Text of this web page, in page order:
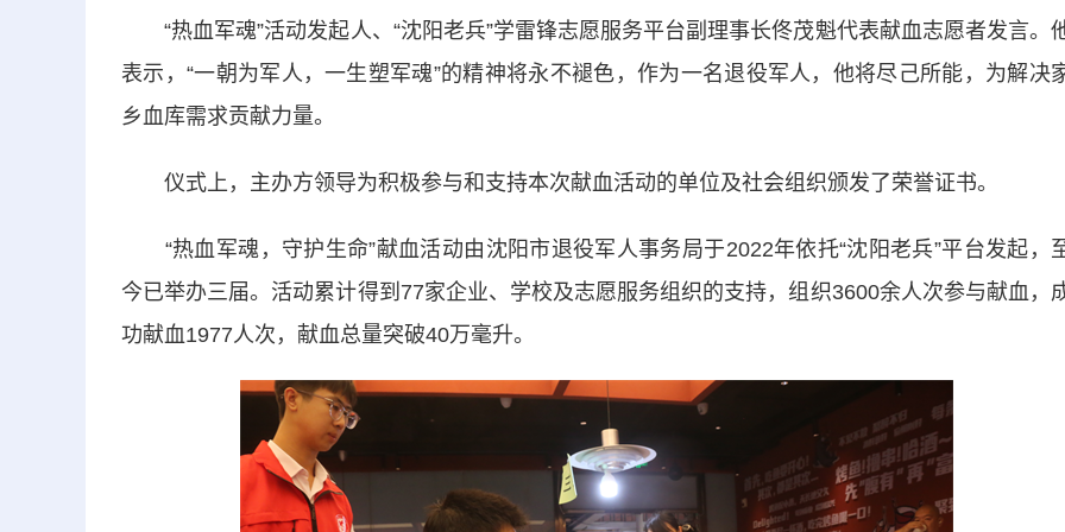
“热血军魂”活动发起人、“沈阳老兵”学雷锋志愿服务平台副理事长佟茂魁代表献血志愿者发言。
表示，“一朝为军人，一生塑军魂”的精神将永不褪色，作为一名退役军人，他将尽己所能，为解决
乡血库需求贡献力量。
仪式上，主办方领导为积极参与和支持本次献血活动的单位及社会组织颁发了荣誉证书。
“热血军魂，守护生命”献血活动由沈阳市退役军人事务局于2022年依托“沈阳老兵”平台发起，
今已举办三届。活动累计得到77家企业、学校及志愿服务组织的支持，组织3600余人次参与献血，
功献血1977人次，献血总量突破40万毫升。